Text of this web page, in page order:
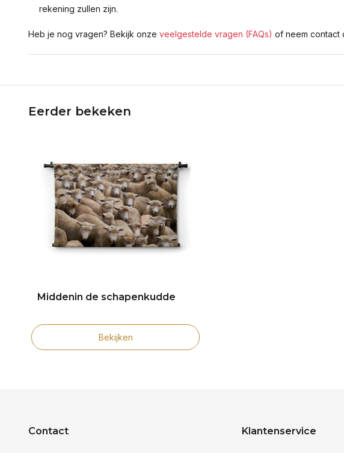
rekening zullen zijn.
Heb je nog vragen? Bekijk onze veelgestelde vragen (FAQs) of neem contact
Eerder bekeken
Middenin de schapenkudde
Bekijken
Contact Klantenservice